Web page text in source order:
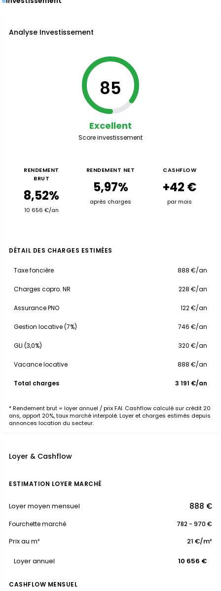
Analyse Investissement
85
Excellent
Score investissement
RENDEMENT
BRUT
8,52%
10 656 €/an
RENDEMENT NET
5,97%
après charges
CASHFLOW
+42 €
par mois
DÉTAIL DES CHARGES ESTIMÉES
Taxe foncière 888 €/an
Charges copro. NR 228 €/an
Assurance PNO 122 €/an
Gestion locative (7%) 746 €/an
GLI (3,0%) 320 €/an
Vacance locative 888 €/an
Total charges 3 191 €/an
* Rendement brut = loyer annuel / prix FAI. Cashflow calculé sur crédit 20
ans, apport 20%, taux marché interpolé. Loyer et charges estimés depuis
annonces location du secteur.
Loyer & Cashflow
ESTIMATION LOYER MARCHÉ
Loyer moyen mensuel 888 €
Fourchette marché 782 - 970 €
Prix au m² 21 €/m²
Loyer annuel 10 656 €
CASHFLOW MENSUEL